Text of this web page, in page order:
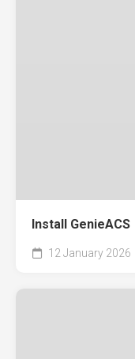
Install GenieACS
12 January 2026